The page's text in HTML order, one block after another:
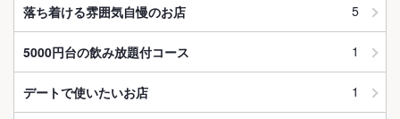
落ち着ける雰囲気自慢のお店 5
5000円台の飲み放題付コース 1
デートで使いたいお店 1